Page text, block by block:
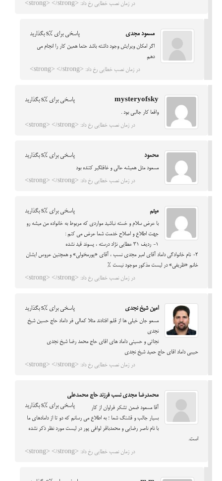
در زمان نصب خطایی رخ داد: <strong> </strong>
مسعود مجدی پاسخی برای %s بگذارید
اگر امکان ویرایش وجود داشته باشد حتما همین کار را انجام می
دهم
در زمان نصب خطایی رخ داد: <strong> </strong>
mysteryofsky پاسخی برای %s بگذارید
واقعا کار جالبی بود .
در زمان نصب خطایی رخ داد: <strong> </strong>
محمود پاسخی برای %s بگذارید
مسعود مثل همیشه عالی و غافلگیر کننده بود
در زمان نصب خطایی رخ داد: <strong> </strong>
میثم پاسخی برای %s بگذارید
با عرض سلام و خسته نباشید مواردی که مربوط به خانواده من میشه رو
جهت اطلاع و اصلاح خدمت شما عرض می کنم :
1- ردیف 31 عطایی نژاد درسته ، پسوند قید نشده
2- نام خانوادگی داماد آقای امیر مجدی نسب ، آقای «پورمخولی» و همچنین عروس ایشان
خانم «ظریفی» در لیست مذکور موجود نیست %
در زمان نصب خطایی رخ داد: <strong> </strong>
امین شیخ نجدی پاسخی برای %s بگذارید
مسعو جان خیلی ها از قلم افتادند مثلا کمالی فر داماد حاج حسین شیخ
نجدی
نجاتی و حسینی داماد های اقای حاج محمد رضا شیخ نجدی
حبیبی داماد اقای حاج حمید شیخ نجدی
در زمان نصب خطایی رخ داد: <strong> </strong>
محمدرضا مجدی نسب فرزند حاج محمدعلی
پاسخی برای %s بگذارید
آقا مسعود ضمن تشکر فراوان از کار
بسیار جالب و قشنگ شما ؛ به اطلاع می رسانم که دو تا از دامادهای ما
با نام ناصر رضایی و محمدباقر لوافی پور در لیست مورد نظر ذکر نشده
است.
در زمان نصب خطایی رخ داد: <strong> </strong>